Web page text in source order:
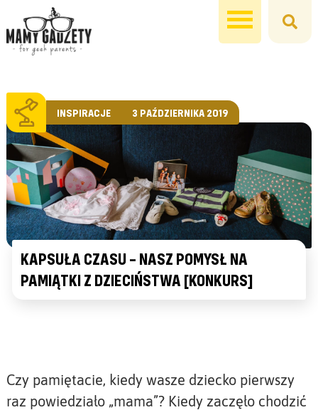
INSPIRACJE 3 PAŹDZIERNIKA 2019
KAPSUŁA CZASU – NASZ POMYSŁ NA
PAMIĄTKI Z DZIECIŃSTWA [KONKURS]
Czy pamiętacie, kiedy wasze dziecko pierwszy
raz powiedziało „mama”? Kiedy zaczęło chodzić